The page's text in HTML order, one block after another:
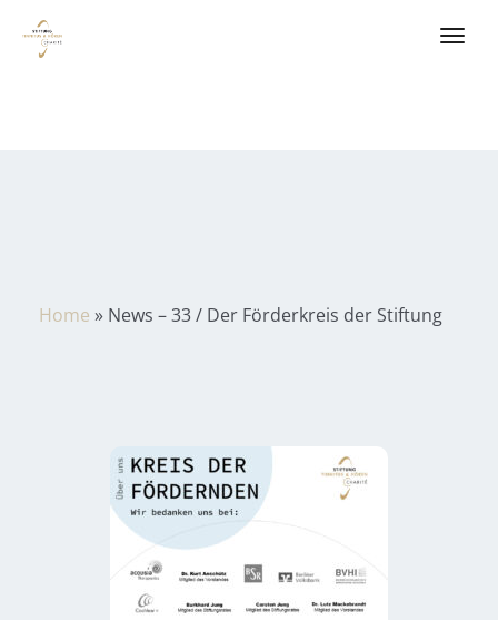
Home » News – 33 / Der Förderkreis der Stiftung